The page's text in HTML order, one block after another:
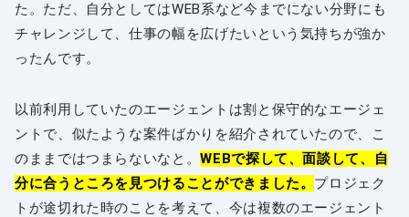
た。ただ、自分としてはWEB系など今までにない分野にも
チャレンジして、仕事の幅を広げたいという気持ちが強か
ったんです。
以前利用していたのエージェントは割と保守的なエージェ
ントで、似たような案件ばかりを紹介されていたので、こ
のままではつまらないなと。WEBで探して、面談して、自
分に合うところを見つけることができました。 プロジェク
トが途切れた時のことを考えて、今は複数のエージェント